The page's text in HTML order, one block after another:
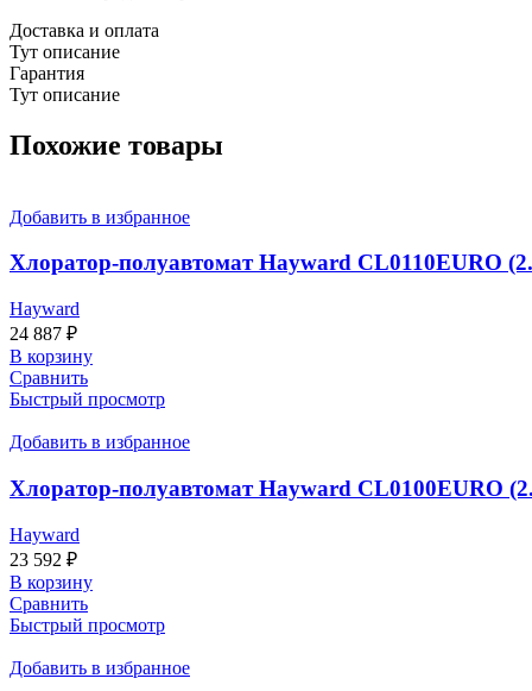
Доставка и оплата
Тут описание
Гарантия
Тут описание
Похожие товары
Добавить в избранное
Хлоратор-полуавтомат Hayward CL0110EURO
Hayward
24 887 ₽
В корзину
Сравнить
Быстрый просмотр
Добавить в избранное
Хлоратор-полуавтомат Hayward CL0100EURO
Hayward
23 592 ₽
В корзину
Сравнить
Быстрый просмотр
Добавить в избранное